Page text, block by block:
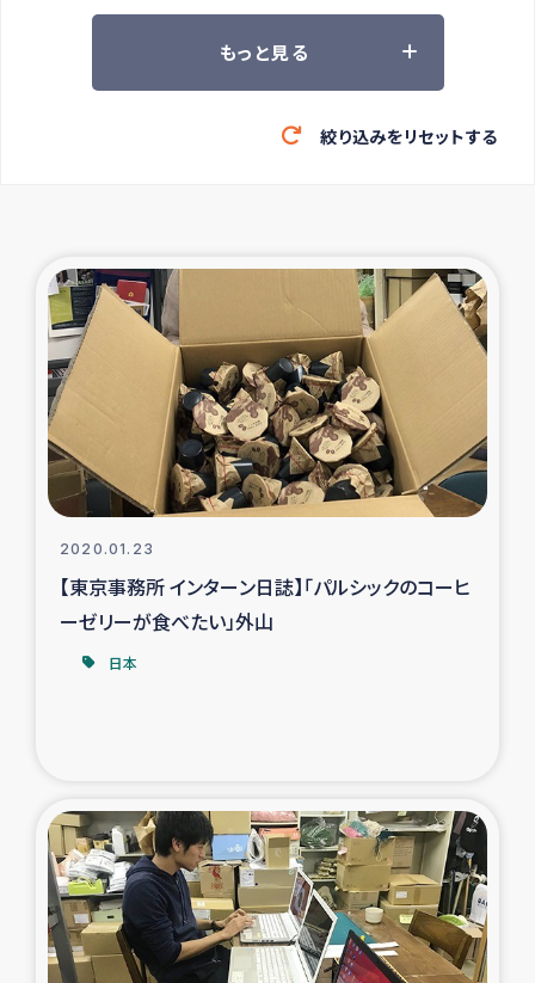
ツアー参加者の声
緊急救援の時代
東ティモール豪雨緊急支援
大雨による洪水被災者支援
カカオ生産者支援事業
シリア国内避難民・帰還民の生活再建支援
トルコにおけるシリア難民支援事業
インドネシア中部 スラウェシの地震・津波被災者支援
スリランカ南部洪水被災者支援
スリランカの南北女性をつなぐサリー・リサイクル・プロ
ジェクト
もっと見る
絞り込みをリセットする
2020.01.23
【東京事務所 インターン日誌】「パルシックのコーヒ
ーゼリーが食べたい」外山
日本